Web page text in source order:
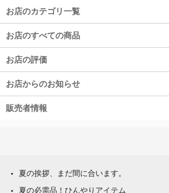
お店のカテゴリ一覧
お店のすべての商品
お店の評価
お店からのお知らせ
販売者情報
夏の挨拶、まだ間に合います。
夏の必需品！ひんやりアイテム